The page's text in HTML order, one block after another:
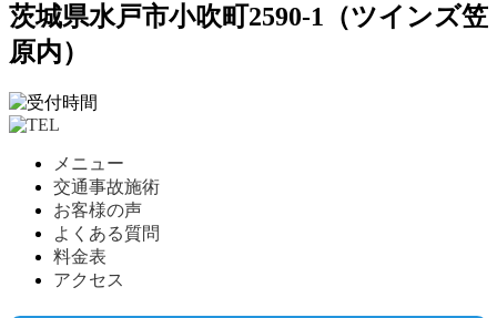
茨城県水戸市小吹町2590-1（ツインズ笠
原内）
メニュー
交通事故施術
お客様の声
よくある質問
料金表
アクセス